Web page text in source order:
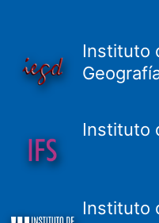
Instituto
Instituto
Instituto